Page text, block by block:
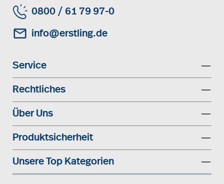
0800 / 61 79 97-0
info@erstling.de
Service
Rechtliches
Über Uns
Produktsicherheit
Unsere Top Kategorien